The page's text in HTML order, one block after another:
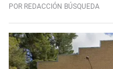
POR REDACCIÓN BÚSQUEDA